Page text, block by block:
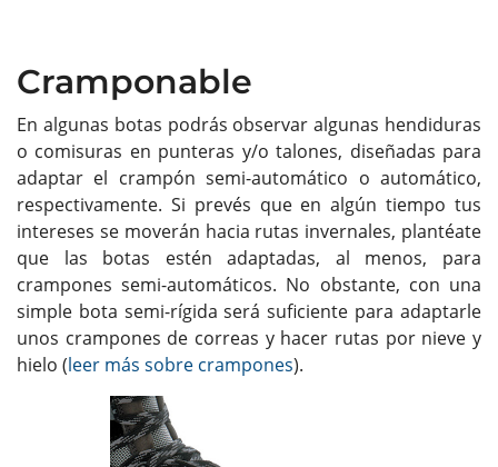
Cramponable
En algunas botas podrás observar algunas hendiduras
o comisuras en punteras y/o talones, diseñadas para
adaptar el crampón semi-automático o automático,
respectivamente. Si prevés que en algún tiempo tus
intereses se moverán hacia rutas invernales, plantéate
que las botas estén adaptadas, al menos, para
crampones semi-automáticos. No obstante, con una
simple bota semi-rígida será suficiente para adaptarle
unos crampones de correas y hacer rutas por nieve y
hielo (leer más sobre crampones).